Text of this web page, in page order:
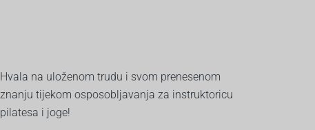
Hvala na uloženom trudu i svom prenesenom
znanju tijekom osposobljavanja za instruktoricu
pilatesa i joge!